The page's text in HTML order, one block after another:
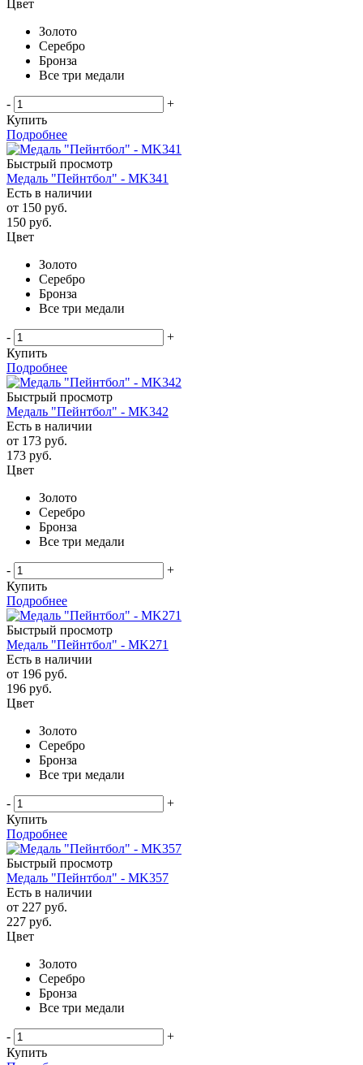
Цвет
Золото
Серебро
Бронза
Все три медали
-
+
Купить
Подробнее
Быстрый просмотр
Медаль "Пейнтбол" - MK341
Есть в наличии
от 150 руб.
150 руб.
Цвет
Золото
Серебро
Бронза
Все три медали
-
+
Купить
Подробнее
Быстрый просмотр
Медаль "Пейнтбол" - MK342
Есть в наличии
от 173 руб.
173 руб.
Цвет
Золото
Серебро
Бронза
Все три медали
-
+
Купить
Подробнее
Быстрый просмотр
Медаль "Пейнтбол" - MK271
Есть в наличии
от 196 руб.
196 руб.
Цвет
Золото
Серебро
Бронза
Все три медали
-
+
Купить
Подробнее
Быстрый просмотр
Медаль "Пейнтбол" - MK357
Есть в наличии
от 227 руб.
227 руб.
Цвет
Золото
Серебро
Бронза
Все три медали
-
+
Купить